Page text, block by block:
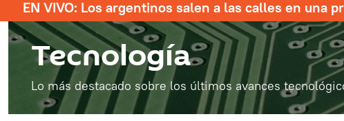
EN VIVO: Los argentinos salen a las calles en una
Tecnología
Lo más destacado sobre los últimos avances